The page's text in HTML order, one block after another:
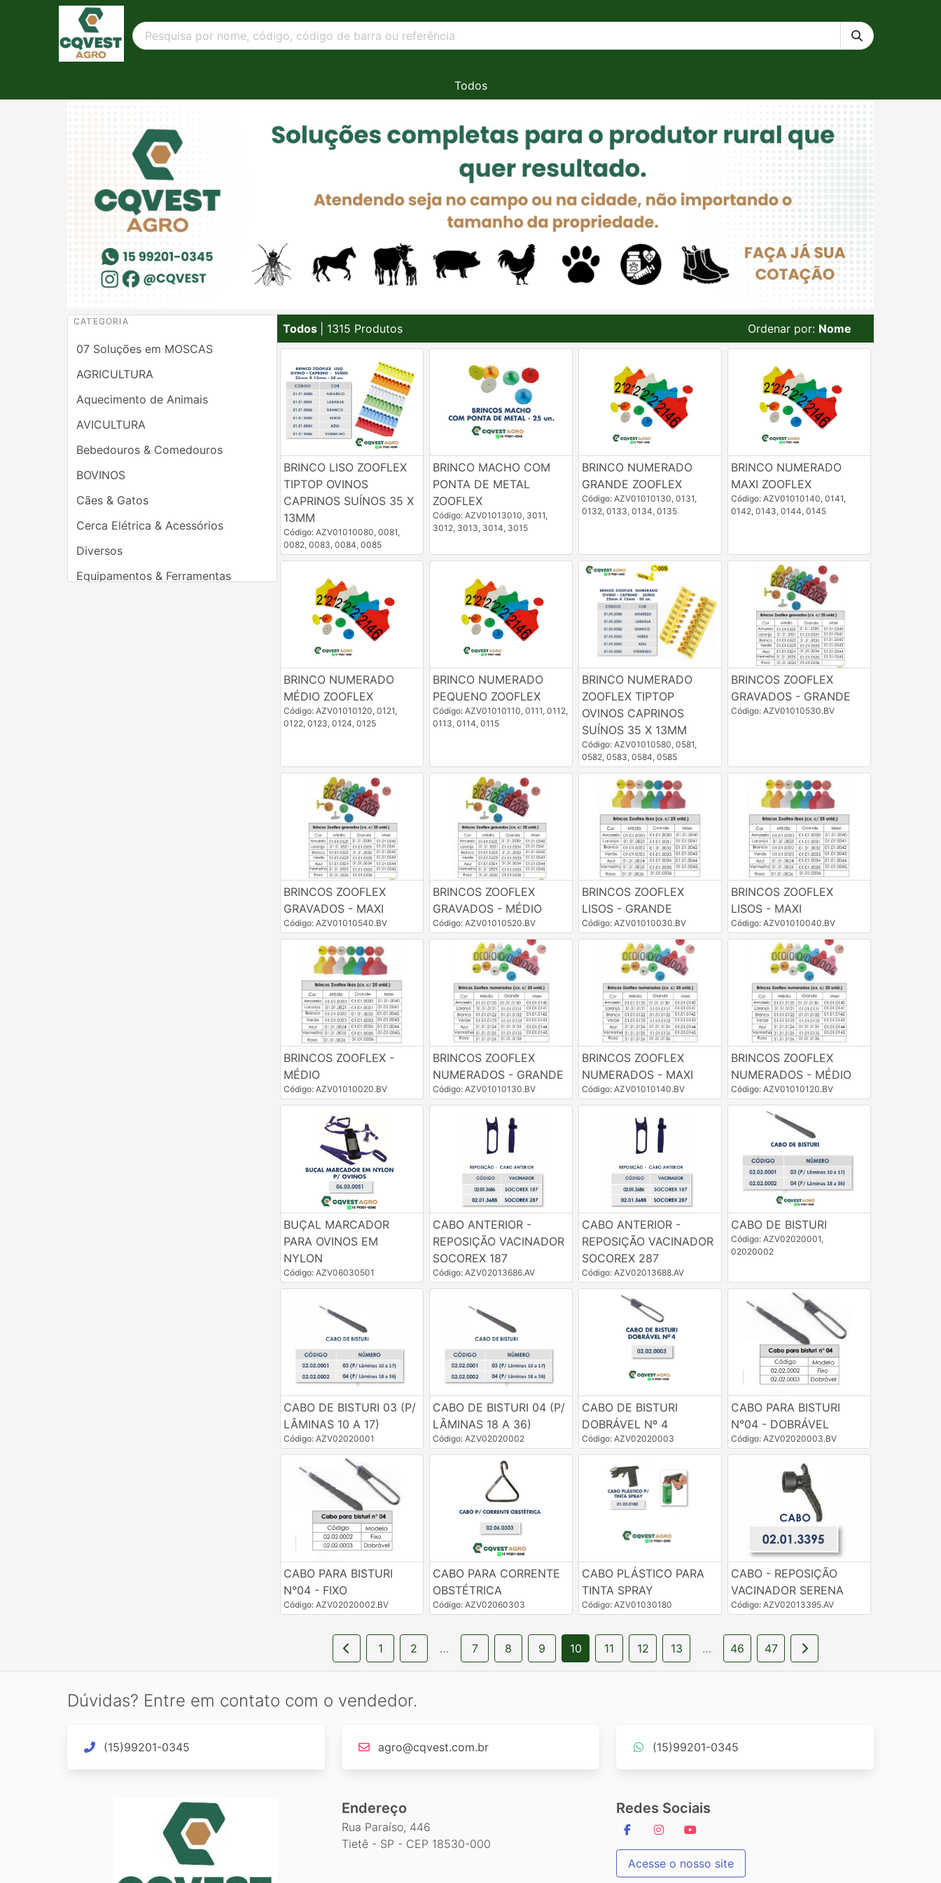
Todos
CATEGORIA
07 Soluções em MOSCAS
AGRICULTURA
Aquecimento de Animais
AVICULTURA
Bebedouros & Comedouros
BOVINOS
Cães & Gatos
Cerca Elétrica & Acessórios
Diversos
Equipamentos & Ferramentas
Todos | 1315 Produtos Ordenar por: Nome
BRINCO LISO ZOOFLEX
TIPTOP OVINOS
CAPRINOS SUÍNOS 35 X
13MM
Código: AZV01010080, 0081,
0082, 0083, 0084, 0085
BRINCO MACHO COM
PONTA DE METAL
ZOOFLEX
Código: AZV01013010, 3011,
3012, 3013, 3014, 3015
BRINCO NUMERADO
GRANDE ZOOFLEX
Código: AZV01010130, 0131,
0132, 0133, 0134, 0135
BRINCO NUMERADO
MAXI ZOOFLEX
Código: AZV01010140, 0141,
0142, 0143, 0144, 0145
BRINCO NUMERADO
MÉDIO ZOOFLEX
Código: AZV01010120, 0121,
0122, 0123, 0124, 0125
BRINCO NUMERADO
PEQUENO ZOOFLEX
Código: AZV01010110, 0111, 0112,
0113, 0114, 0115
BRINCO NUMERADO
ZOOFLEX TIPTOP
OVINOS CAPRINOS
SUÍNOS 35 X 13MM
Código: AZV01010580, 0581,
0582, 0583, 0584, 0585
BRINCOS ZOOFLEX
GRAVADOS - GRANDE
Código: AZV01010530.BV
BRINCOS ZOOFLEX
GRAVADOS - MAXI
Código: AZV01010540.BV
BRINCOS ZOOFLEX
GRAVADOS - MÉDIO
Código: AZV01010520.BV
BRINCOS ZOOFLEX
LISOS - GRANDE
Código: AZV01010030.BV
BRINCOS ZOOFLEX
LISOS - MAXI
Código: AZV01010040.BV
BRINCOS ZOOFLEX -
MÉDIO
Código: AZV01010020.BV
BRINCOS ZOOFLEX
NUMERADOS - GRANDE
Código: AZV01010130.BV
BRINCOS ZOOFLEX
NUMERADOS - MAXI
Código: AZV01010140.BV
BRINCOS ZOOFLEX
NUMERADOS - MÉDIO
Código: AZV01010120.BV
BUÇAL MARCADOR
PARA OVINOS EM
NYLON
Código: AZV06030501
CABO ANTERIOR -
REPOSIÇÃO VACINADOR
SOCOREX 187
Código: AZV02013686.AV
CABO ANTERIOR -
REPOSIÇÃO VACINADOR
SOCOREX 287
Código: AZV02013688.AV
CABO DE BISTURI
Código: AZV02020001,
02020002
CABO DE BISTURI 03 (P/
LÂMINAS 10 A 17)
Código: AZV02020001
CABO DE BISTURI 04 (P/
LÂMINAS 18 A 36)
Código: AZV02020002
CABO DE BISTURI
DOBRÁVEL Nº 4
Código: AZV02020003
CABO PARA BISTURI
N°04 - DOBRÁVEL
Código: AZV02020003.BV
CABO PARA BISTURI
N°04 - FIXO
Código: AZV02020002.BV
CABO PARA CORRENTE
OBSTÉTRICA
Código: AZV02060303
CABO PLÁSTICO PARA
TINTA SPRAY
Código: AZV01030180
CABO - REPOSIÇÃO
VACINADOR SERENA
Código: AZV02013395.AV
1 2 … 7 8 9 10 11 12 13 … 46 47
Dúvidas? Entre em contato com o vendedor.
(15)99201-0345 agro@cqvest.com.br (15)99201-0345
Endereço
Rua Paraíso, 446
Tietê - SP - CEP 18530-000
Redes Sociais
Acesse o nosso site